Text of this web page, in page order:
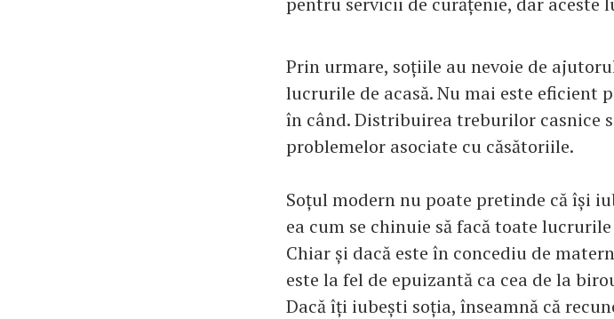
Prin urmare, soțiile au nevoie de
lucrurile de acasă. Nu mai este eficient
în când. Distribuirea treburilor casnice
problemelor asociate cu căsătoriile.
Soțul modern nu poate pretinde că își
ea cum se chinuie să facă toate
Chiar și dacă este în concediu de
este la fel de epuizantă ca cea de la
Dacă îți iubești soția, înseamnă că